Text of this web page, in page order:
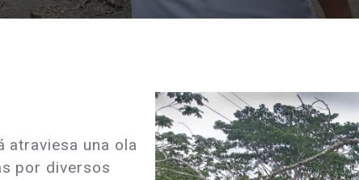
atraviesa una ola
por diversos